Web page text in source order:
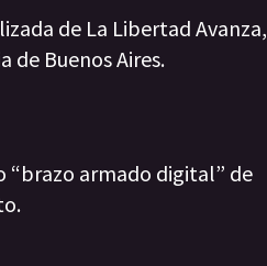
de La Libertad Avanza,
de Buenos Aires.
“brazo armado digital” de